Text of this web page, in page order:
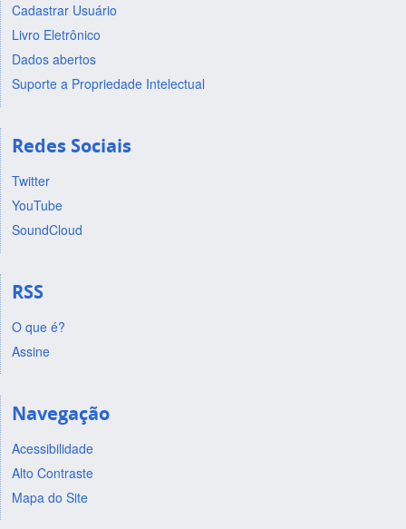
Cadastrar Usuário
Livro Eletrônico
Dados abertos
Suporte a Propriedade Intelectual
Redes Sociais
Twitter
YouTube
SoundCloud
RSS
O que é?
Assine
Navegação
Acessibilidade
Alto Contraste
Mapa do Site